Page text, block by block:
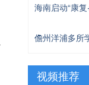
海南启动“康
儋州洋浦多所
视频推荐